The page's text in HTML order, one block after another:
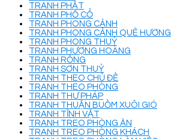
TRANH PHẬT
TRANH PHỐ CỔ
TRANH PHONG CẢNH
TRANH PHONG CẢNH QUÊ HƯƠNG
TRANH PHONG THUỶ
TRANH PHƯỢNG HOÀNG
TRANH RỒNG
TRANH SƠN THUỶ
TRANH THEO CHỦ ĐỀ
TRANH THEO PHÒNG
TRANH THƯ PHÁP
TRANH THUẬN BUỒM XUÔI GIÓ
TRANH TĨNH VẬT
TRANH TREO PHÒNG ĂN
TRANH TREO PHÒNG KHÁCH